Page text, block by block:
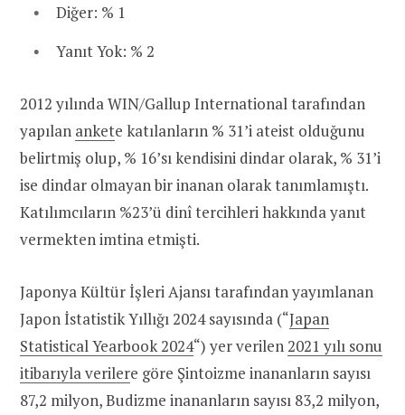
Diğer: % 1
Yanıt Yok: % 2
2012 yılında WIN/Gallup International tarafından
yapılan ankete katılanların % 31’i ateist olduğunu
belirtmiş olup, % 16’sı kendisini dindar olarak, % 31’i
ise dindar olmayan bir inanan olarak tanımlamıştı.
Katılımcıların %23’ü dinî tercihleri hakkında yanıt
vermekten imtina etmişti.
Japonya Kültür İşleri Ajansı tarafından yayımlanan
Japon İstatistik Yıllığı 2024 sayısında (“Japan
Statistical Yearbook 2024“) yer verilen 2021 yılı sonu
itibarıyla verilere göre Şintoizme inananların sayısı
87,2 milyon, Budizme inananların sayısı 83,2 milyon,